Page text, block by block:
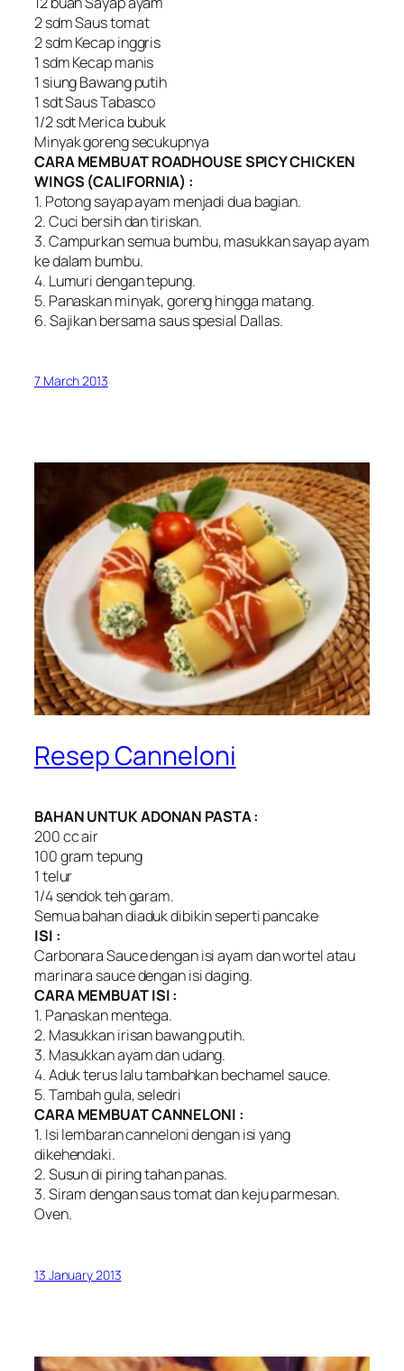
2 sdm Saus tomat
2 sdm Kecap inggris
1 sdm Kecap manis
1 siung Bawang putih
1 sdt Saus Tabasco
1/2 sdt Merica bubuk
Minyak goreng secukupnya
CARA MEMBUAT ROADHOUSE SPICY CHICKEN
WINGS (CALIFORNIA) :
1. Potong sayap ayam menjadi dua bagian.
2. Cuci bersih dan tiriskan.
3. Campurkan semua bumbu, masukkan sayap ayam
ke dalam bumbu.
4. Lumuri dengan tepung.
5. Panaskan minyak, goreng hingga matang.
6. Sajikan bersama saus spesial Dallas.
7 March 2013
Resep Canneloni
BAHAN UNTUK ADONAN PASTA :
200 cc air
100 gram tepung
1 telur
1/4 sendok teh garam.
Semua bahan diaduk dibikin seperti pancake
ISI :
Carbonara Sauce dengan isi ayam dan wortel atau
marinara sauce dengan isi daging.
CARA MEMBUAT ISI :
1. Panaskan mentega.
2. Masukkan irisan bawang putih.
3. Masukkan ayam dan udang.
4. Aduk terus lalu tambahkan bechamel sauce.
5. Tambah gula, seledri
CARA MEMBUAT CANNELONI :
1. Isi lembaran canneloni dengan isi yang
dikehendaki.
2. Susun di piring tahan panas.
3. Siram dengan saus tomat dan keju parmesan.
Oven.
13 January 2013